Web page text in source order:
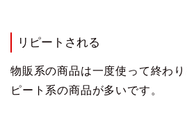
リピートされる
物販系の商品は一度使って終わ
ピート系の商品が多いです。